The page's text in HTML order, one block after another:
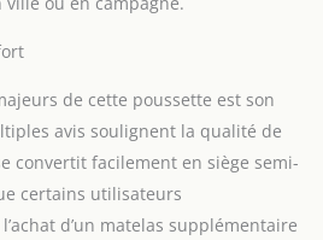
de cette poussette est son
avis soulignent la qualité de
convertit facilement en siège semi-
certains utilisateurs
d’un matelas supplémentaire